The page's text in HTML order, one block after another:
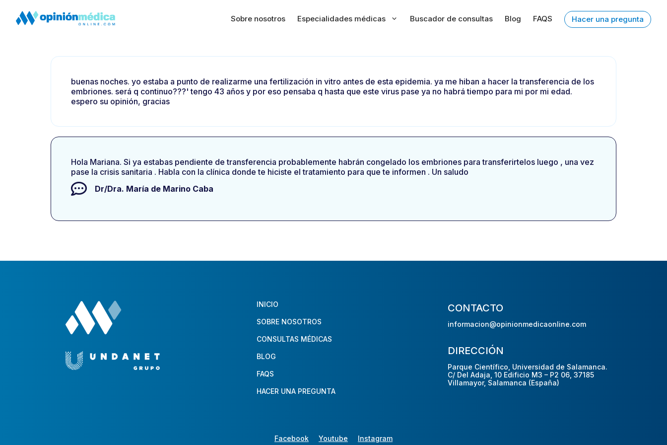
Sobre nosotros Especialidades médicas Buscador de consultas Blog FAQS Hacer una pregunta
buenas noches. yo estaba a punto de realizarme una fertilización in vitro antes de esta epidemia. ya me hiban a hacer la transferencia de los
embriones. será q continuo???' tengo 43 años y por eso pensaba q hasta que este virus pase ya no habrá tiempo para mi por mi edad.
espero su opinión, gracias
Hola Mariana. Si ya estabas pendiente de transferencia probablemente habrán congelado los embriones para transferirtelos luego , una vez
pase la crisis sanitaria . Habla con la clínica donde te hiciste el tratamiento para que te informen . Un saludo
Dr/Dra. María de Marino Caba
INICIO
SOBRE NOSOTROS
CONSULTAS MÉDICAS
BLOG
FAQS
HACER UNA PREGUNTA
CONTACTO
informacion@opinionmedicaonline.com
DIRECCIÓN
Parque Científico, Universidad de Salamanca.
C/ Del Adaja, 10 Edificio M3 – P2 06, 37185
Villamayor, Salamanca (España)
Facebook Youtube Instagram